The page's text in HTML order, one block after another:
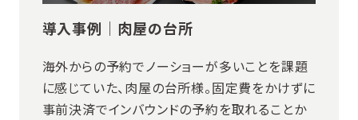
導入事例｜肉屋の台所
海外からの予約でノーショーが多いことを課題
に感じていた、肉屋の台所様。固定費をかけずに
事前決済でインバウンドの予約を取れることか